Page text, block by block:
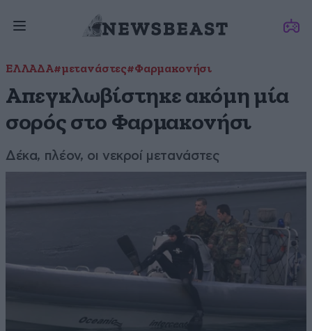
ΕΛΛΑΔΑ#μετανάστες#Φαρμακονήσι
Απεγκλωβίστηκε ακόμη μία
σορός στο Φαρμακονήσι
Δέκα, πλέον, οι νεκροί μετανάστες